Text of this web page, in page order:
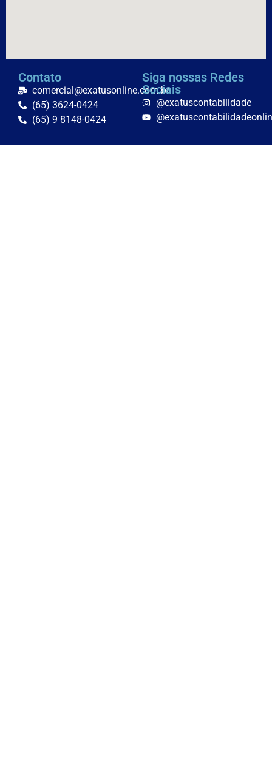
Contato
comercial@exatusonline.com.br
(65) 3624-0424
(65) 9 8148-0424
Siga nossas Redes
Sociais
@exatuscontabilidade